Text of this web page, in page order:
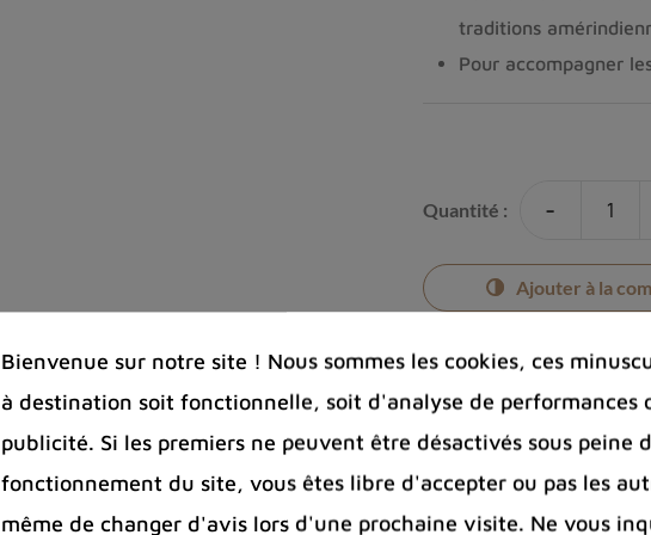
traditions
Pour accompagner
Quantité : -
Ajouter à la
Photos
Port offert
Bienvenue sur notre site ! Nous sommes les cookies, ces
à destination soit fonctionnelle, soit d'analyse de performances
publicité. Si les premiers ne peuvent être désactivés sous peine
fonctionnement du site, vous êtes libre d'accepter ou pas les
même de changer d'avis lors d'une prochaine visite. Ne vous